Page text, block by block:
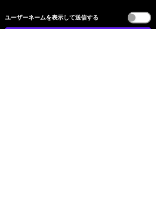
​ユーザーネームを表示して送信する